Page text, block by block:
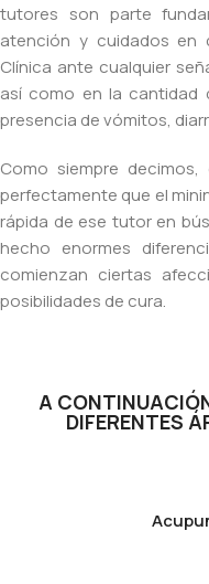
tutores son parte
atención y cuidados en
Clínica ante cualquier
así como en la cantidad
presencia de vómitos,
Como siempre
perfectamente que el
rápida de ese tutor en
hecho enormes
comienzan ciertas
posibilidades de cura.
A
DIFERENTES